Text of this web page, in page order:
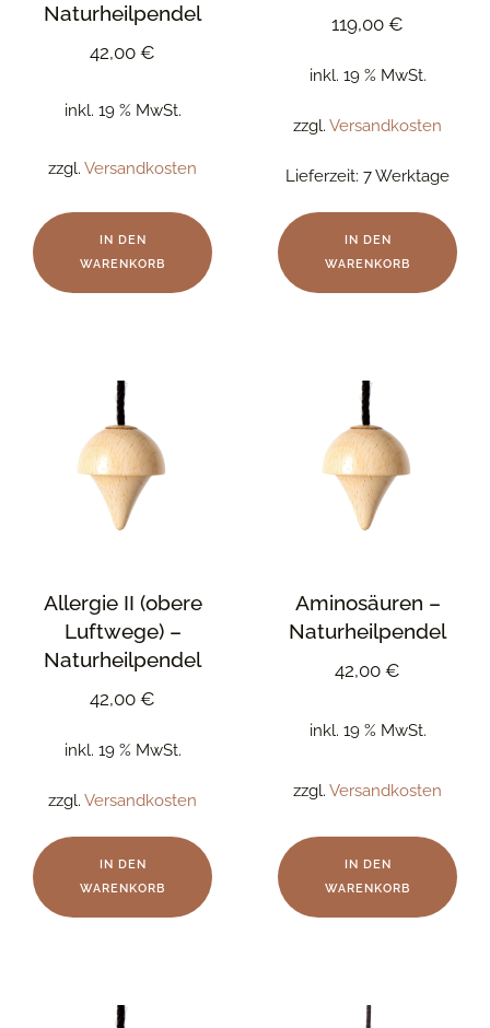
Naturheilpendel
42,00 €
inkl. 19 % MwSt.
zzgl. Versandkosten
IN DEN
WARENKORB
119,00 €
inkl. 19 % MwSt.
zzgl. Versandkosten
Lieferzeit: 7 Werktage
IN DEN
WARENKORB
Allergie II (obere
Luftwege) –
Naturheilpendel
42,00 €
inkl. 19 % MwSt.
zzgl. Versandkosten
IN DEN
WARENKORB
Aminosäuren –
Naturheilpendel
42,00 €
inkl. 19 % MwSt.
zzgl. Versandkosten
IN DEN
WARENKORB